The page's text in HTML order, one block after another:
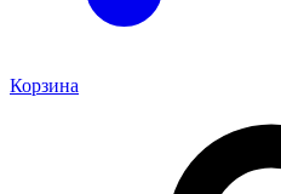
Корзина